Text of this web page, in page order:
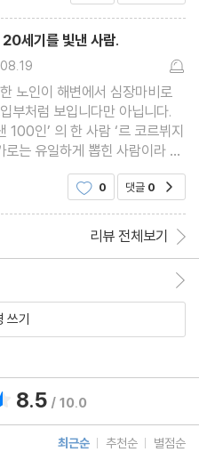
세기를 빛낸 사람.
노인이 해변에서 심장마비로
부처럼 보입니다만 아닙니다.
100인’ 의 한 사람 ‘르 코르뷔지
는 유일하게 뽑힌 사람이라 더
0 댓글 0
리뷰 전체보기
쓰기
8.5 / 10.0
최근순 추천순 별점순